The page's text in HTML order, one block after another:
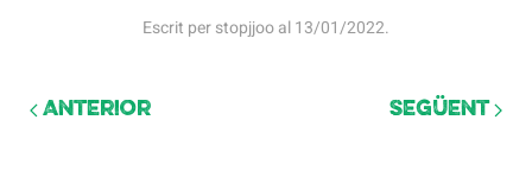
Escrit perstopjjooal13/01/2022.
Anterior Següent